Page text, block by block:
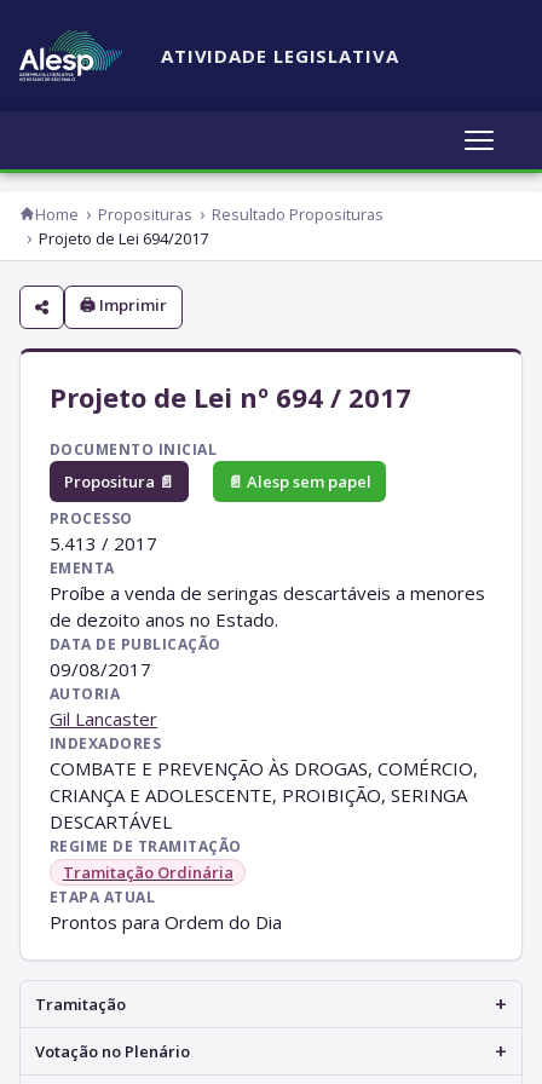
ATIVIDADE LEGISLATIVA
Home Proposituras
Resultado Proposituras
Projeto de Lei 694/2017
🖨 Imprimir
Projeto de Lei nº 694 / 2017
DOCUMENTO INICIAL
Propositura 📄 📄 Alesp sem papel
PROCESSO
5.413 / 2017
EMENTA
Proíbe a venda de seringas descartáveis a menores
de dezoito anos no Estado.
DATA DE PUBLICAÇÃO
09/08/2017
AUTORIA
Gil Lancaster
INDEXADORES
COMBATE E PREVENÇÃO ÀS DROGAS, COMÉRCIO,
CRIANÇA E ADOLESCENTE, PROIBIÇÃO, SERINGA
DESCARTÁVEL
REGIME DE TRAMITAÇÃO
Tramitação Ordinária
ETAPA ATUAL
Prontos para Ordem do Dia
Tramitação +
Votação no Plenário +